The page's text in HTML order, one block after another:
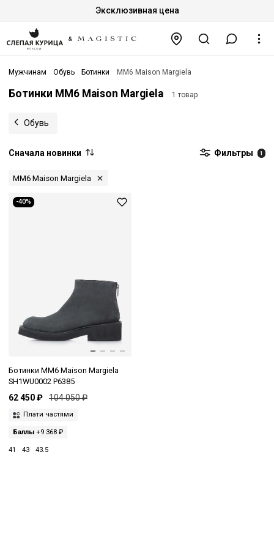
Эксклюзивная цена
Мужчинам Обувь Ботинки MM6 Maison Margiela
Ботинки MM6 Maison Margiela 1 товар
Обувь
Сначала новинки Фильтры 1
MM6 Maison Margiela
-40%
Ботинки MM6 Maison Margiela
SH1WU0002 P6385
62 450 ₽ 104 050 ₽
Плати частями
Баллы +9 368 ₽
41 43 43.5